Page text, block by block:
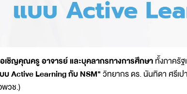
เชิญคุณครู อาจารย์ และบุคลากรทางการศึกษาทั้งภาครัฐ
บ Active Learning กับ NSM"วิทยากร ดร. นันทิดา ศรีเ
พวช.)